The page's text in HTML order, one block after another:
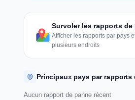
Survoler les rapports de
Afficher les rapports par pays
plusieurs endroits
Principaux pays par
Aucun rapport de panne récent